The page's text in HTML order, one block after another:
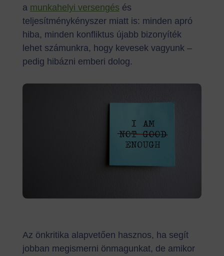
a munkahelyi versengés és
teljesítménykényszer miatt is: minden apró
hiba, minden konfliktus újabb bizonyíték
lehet számunkra, hogy kevesek vagyunk –
pedig hibázni emberi dolog.
Az önkritika alapvetően hasznos, ha segít
jobban megismerni önmagunkat, de amikor